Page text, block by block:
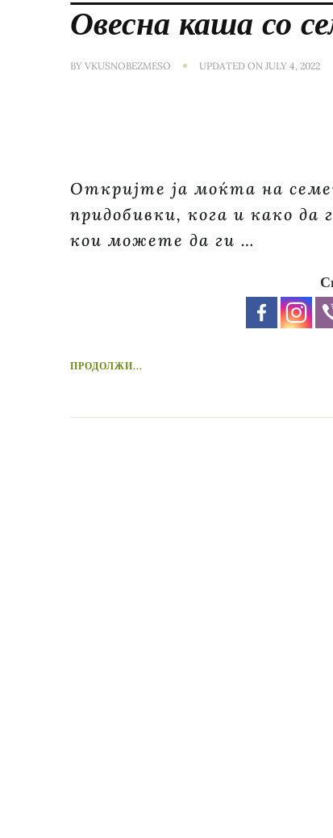
Овесна каша со
BYVKUSNOBEZMESO UPDATED ON JULY 4, 2022
Откријте ја моќта на
придобивки, кога и како да
кои можете да ги …
ПРОДОЛЖИ...